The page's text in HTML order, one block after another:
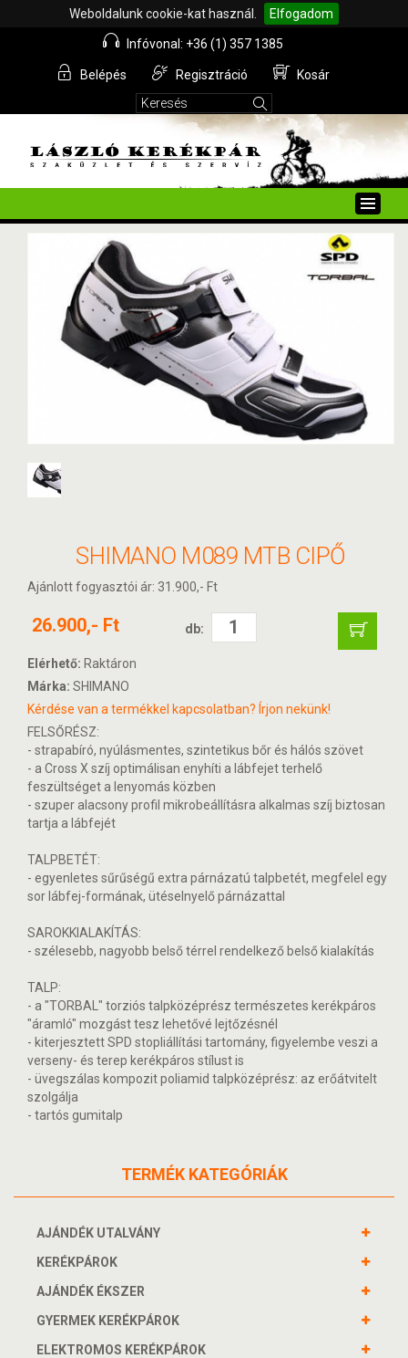
Weboldalunk cookie-kat használ. Elfogadom
Infóvonal: +36 (1) 357 1385
Belépés Regisztráció Kosár
Toggle
SHIMANO M089 MTB CIPŐ
Ajánlott fogyasztói ár: 31.900,- Ft
26.900,- Ft db:
Elérhető: Raktáron
Márka: SHIMANO
Kérdése van a termékkel kapcsolatban? Írjon nekünk!
FELSŐRÉSZ:
- strapabíró, nyúlásmentes, szintetikus bőr és hálós szövet
- a Cross X szíj optimálisan enyhíti a lábfejet terhelő
feszültséget a lenyomás közben
- szuper alacsony profil mikrobeállításra alkalmas szíj biztosan
tartja a lábfejét
TALPBETÉT:
- egyenletes sűrűségű extra párnázatú talpbetét, megfelel egy
sor lábfej-formának, ütéselnyelő párnázattal
SAROKKIALAKÍTÁS:
- szélesebb, nagyobb belső térrel rendelkező belső kialakítás
TALP:
- a "TORBAL" torziós talpközéprész természetes kerékpáros
"áramló" mozgást tesz lehetővé lejtőzésnél
- kiterjesztett SPD stopliállítási tartomány, figyelembe veszi a
verseny- és terep kerékpáros stílust is
- üvegszálas kompozit poliamid talpközéprész: az erőátvitelt
szolgálja
- tartós gumitalp
TERMÉK KATEGÓRIÁK
AJÁNDÉK UTALVÁNY
KERÉKPÁROK
AJÁNDÉK ÉKSZER
GYERMEK KERÉKPÁROK
ELEKTROMOS KERÉKPÁROK